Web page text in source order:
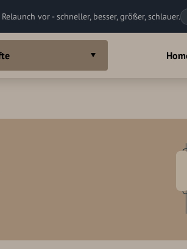
vor - schneller, besser, größer, schlauer.